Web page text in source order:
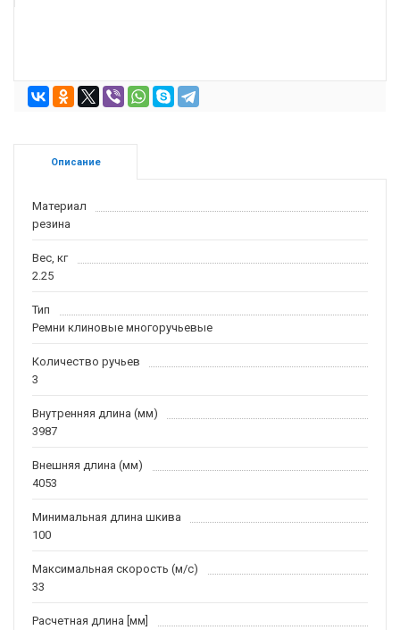
Описание
Материал
резина
Вес, кг
2.25
Тип
Ремни клиновые многоручьевые
Количество ручьев
3
Внутренняя длина (мм)
3987
Внешняя длина (мм)
4053
Минимальная длина шкива
100
Максимальная скорость (м/c)
33
Расчетная длина [мм]